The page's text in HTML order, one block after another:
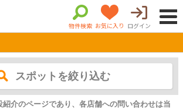
物件検索 お気に入り ログイン
スポットを絞り込む
介のページであり、各店舗への問い合わせは当